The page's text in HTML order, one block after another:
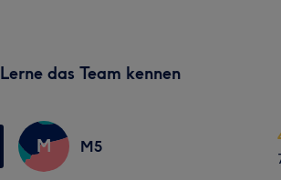
Lerne das Team kennen
M M5